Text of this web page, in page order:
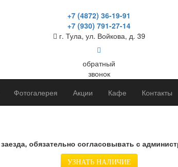
+7 (4872) 36-19-91
+7 (930) 791-27-14
г. Тула, ул. Войкова, д. 39
обратный
звонок
Фотогалерея Акции Кафе Контакты
обязательно согласовывать с
УЗНАТЬ НАЛИЧИЕ